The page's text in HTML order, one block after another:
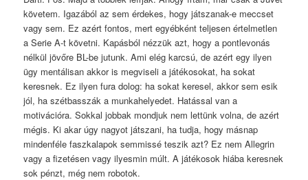
követem. Igazából az sem érdekes, hogy játszanak-e meccset
vagy sem. Ez azért fontos, mert egyébként teljesen értelmetlen
a Serie A-t követni. Kapásból nézzük azt, hogy a pontlevonás
nélkül jövőre BL-be jutunk. Ami elég karcsú, de azért egy ilyen
ügy mentálisan akkor is megviseli a játékosokat, ha sokat
keresnek. Ez ilyen fura dolog: ha sokat keresel, akkor sem esik
jól, ha szétbasszák a munkahelyedet. Hatással van a
motivációra. Sokkal jobbak mondjuk nem lettünk volna, de azért
mégis. Ki akar úgy nagyot játszani, ha tudja, hogy másnap
mindenféle faszkalapok semmissé teszik azt? Ez nem Allegrin
vagy a fizetésen vagy ilyesmin múlt. A játékosok hiába keresnek
sok pénzt, még nem robotok.